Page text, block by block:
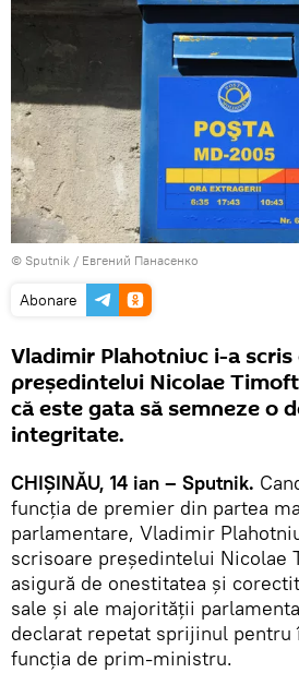
© Sputnik / Евгений Панасенко
Abonare
Vladimir Plahotniuc i-a
preşedintelui Nicolae
că este gata să semneze o
integritate.
CHIŞINĂU, 14 ian – Sputnik.
funcţia de premier din partea
parlamentare, Vladimir
scrisoare preşedintelui Nicolae
asigură de onestitatea şi
sale şi ale majorităţii
declarat repetat sprijinul pentru
funcţia de prim-ministru.